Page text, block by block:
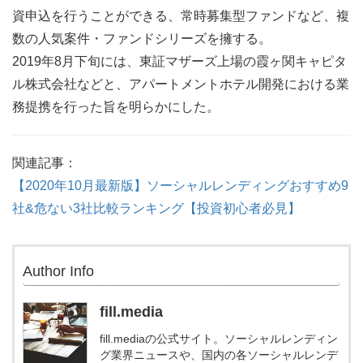
資申込を行うことができる、常時募集型ファンドなど、複
数の人気案件・ファンドシリーズを擁する。
2019年8月下旬には、東証マザーズ上場の霞ヶ関キャピタ
ル株式会社などと、アパートメントホテル開発における業
務提携を行った旨を明らかにした。
関連記事：
【2020年10月最新版】ソーシャルレンディングおすすめ9
社&危ない3社比較ランキング【投資初心者必見】
Author Info
fill.media
fill.mediaの公式サイト。ソーシャルレンディン
グ業界ニュースや、国内の各ソーシャルレンデ